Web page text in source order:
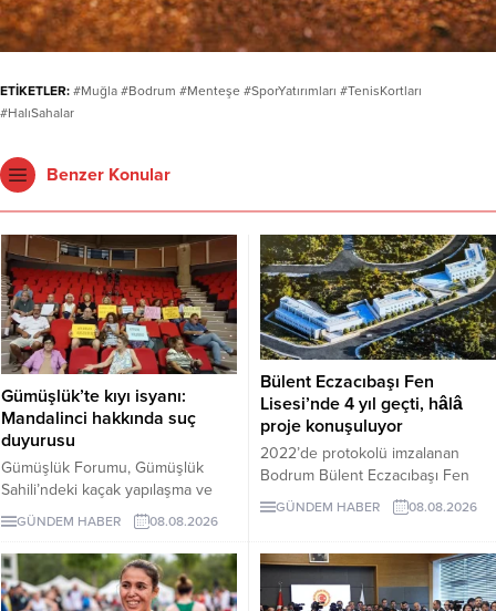
ETİKETLER: #Muğla #Bodrum #Menteşe #SporYatırımları #TenisKortları
#HalıSahalar
Benzer Konular
Gümüşlük’te kıyı isyanı:
Mandalinci hakkında suç
duyurusu
Gümüşlük Forumu, Gümüşlük
Sahili’ndeki kaçak yapılaşma ve
Çayıraltı Halk Plajı’ndaki işgal
iddiaları nedeniyle Bodrum
Belediye Başkanı Tamer
Mandalinci hakkında suç
duyurusunda bulundu.
GÜNDEM HABER 08.08.2026
Bülent Eczacıbaşı Fen
Lisesi’nde 4 yıl geçti, hâlâ
proje konuşuluyor
2022’de protokolü imzalanan
Bodrum Bülent Eczacıbaşı Fen
Lisesi için dört yıl sonra hâlâ proje
süreci görüşülüyor. Okulun ne
kabul edeceği belirsiz.
GÜNDEM HABER 08.08.2026